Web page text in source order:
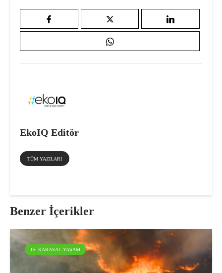
EkoIQ Editör
TÜM YAZILARI
Benzer İçerikler
15. KARASAL YAŞAM